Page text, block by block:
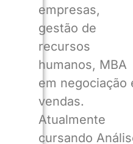
empresas,
gestão de
recursos
humanos, MBA
em negociação
vendas.
Atualmente
cursando